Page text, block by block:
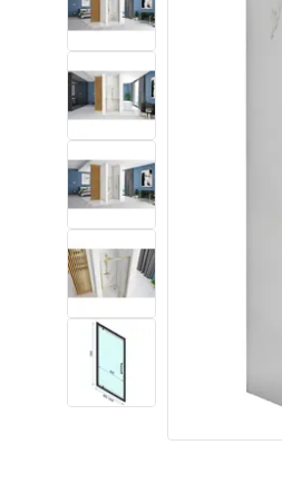
Tuš Kanalice
WC školjke
Umivaonici
Kade i paravani
Miješalice, pipe, slavine